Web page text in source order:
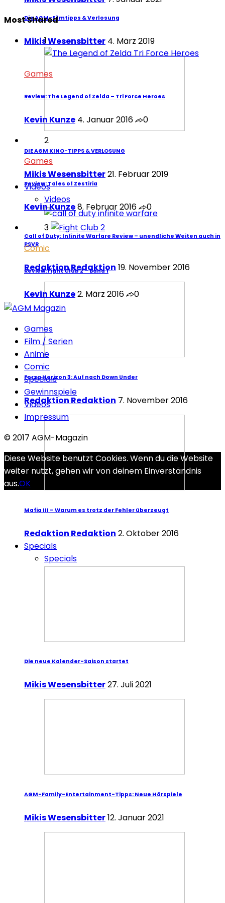
Die AGM-Filmtipps & Verlosung
Mikis Wesensbitter 4. März 2019
DIE AGM KINO-TIPPS & VERLOSUNG
Mikis Wesensbitter21. Februar 2019
Videos
Videos
Call of Duty: Infinite Warfare Review – unendliche Weiten auch in
PSVR
Redaktion Redaktion 19. November 2016
Forza Horizon 3: Auf nach Down Under
Redaktion Redaktion 7. November 2016
Mafia III – Warum es trotz der Fehler überzeugt
Redaktion Redaktion 2. Oktober 2016
Specials
Specials
Die neue Kalender-Saison startet
Mikis Wesensbitter27. Juli 2021
AGM-Family-Entertainment-Tipps: Neue Hörspiele
Mikis Wesensbitter12. Januar 2021
Most Shared
1
Games
Review: The Legend of Zelda – Tri Force Heroes
Kevin Kunze 4. Januar 2016
0
2
Games
Review: Tales of Zestiria
Kevin Kunze8. Februar 2016
0
3
Comic
Review: Fight Club 2 – Band 1
Kevin Kunze2. März 2016 0
Games
Film / Serien
Anime
Comic
Specials
Gewinnspiele
Videos
Impressum
© 2017 AGM-Magazin
Diese Website benutzt Cookies. Wenn du die Website
weiter nutzt, gehen wir von deinem Einverständnis
aus.OK